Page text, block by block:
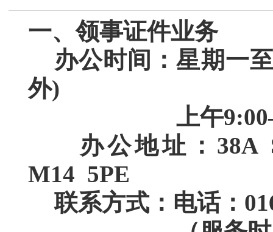
一、领事证件业务
办公时间：星期一
外)
上午
办公地址： 38A
M14 5PE
联系方式： 电话：